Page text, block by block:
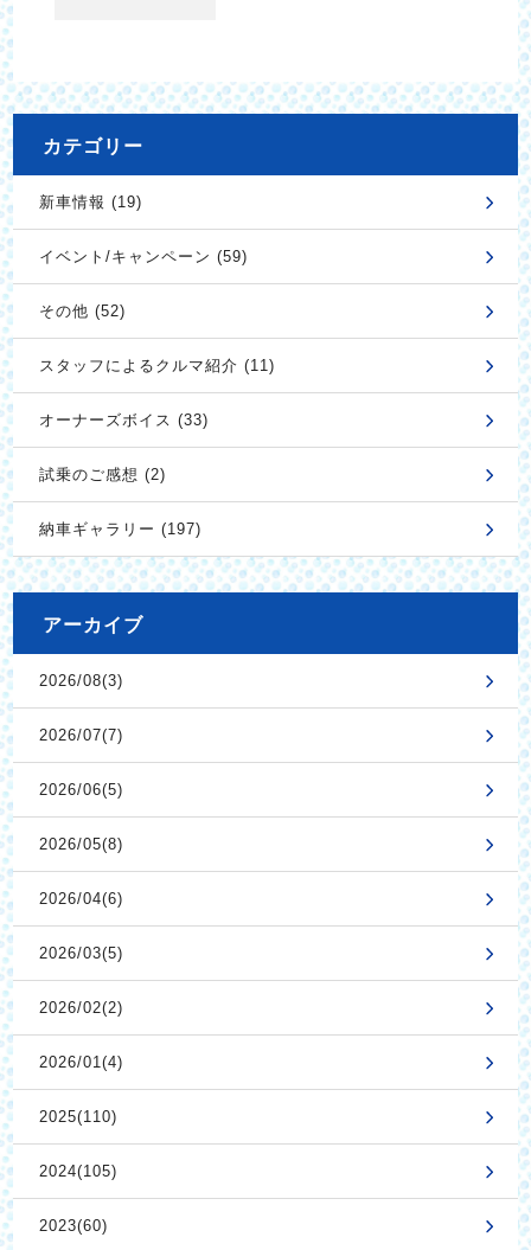
カテゴリー
新車情報 (19)
イベント/キャンペーン (59)
その他 (52)
スタッフによるクルマ紹介 (11)
オーナーズボイス (33)
試乗のご感想 (2)
納車ギャラリー (197)
アーカイブ
2026/08(3)
2026/07(7)
2026/06(5)
2026/05(8)
2026/04(6)
2026/03(5)
2026/02(2)
2026/01(4)
2025(110)
2024(105)
2023(60)